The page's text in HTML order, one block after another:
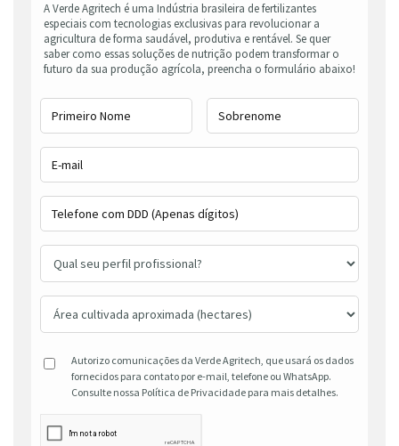
A Verde Agritech é uma Indústria brasileira de fertilizantes
especiais com tecnologias exclusivas para revolucionar a
agricultura de forma saudável, produtiva e rentável. Se quer
saber como essas soluções de nutrição podem transformar o
futuro da sua produção agrícola, preencha o formulário abaixo!
Autorizo comunicações da Verde Agritech, que usará os dados
fornecidos para contato por e-mail, telefone ou WhatsApp.
Consulte nossa Política de Privacidade para mais detalhes.